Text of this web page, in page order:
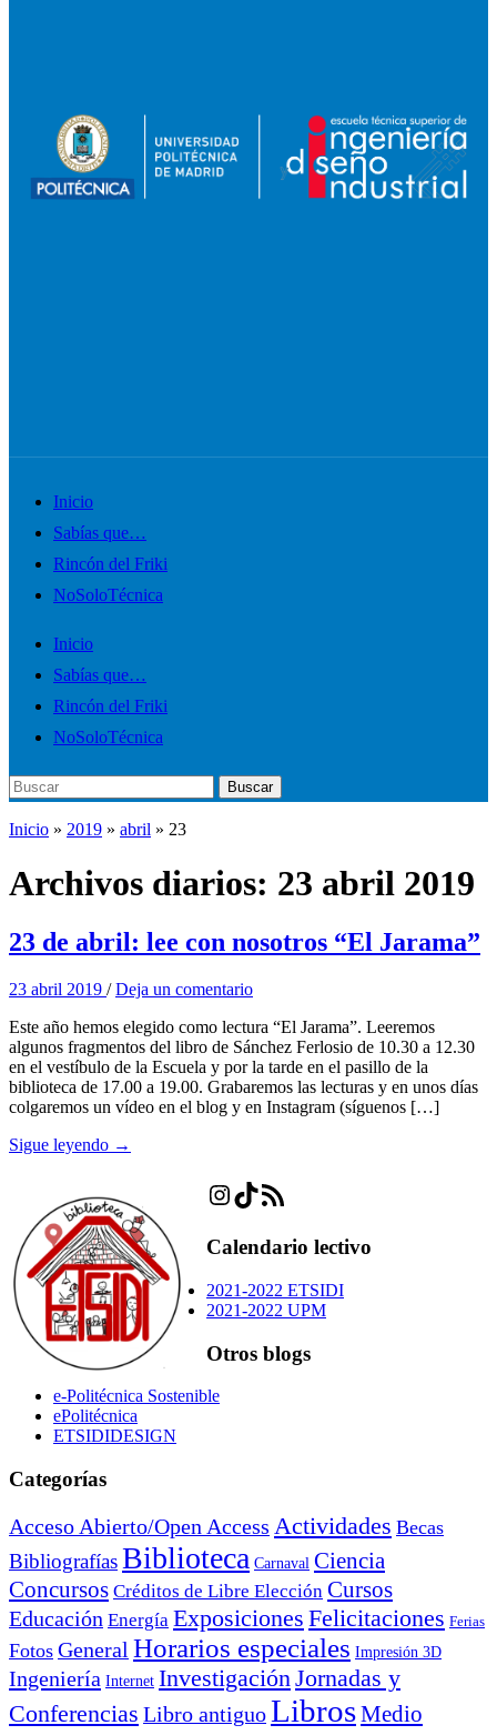
Alternar
menú
móvil
Inicio
Sabías que…
Rincón del Friki
NoSoloTécnica
Inicio
Sabías que…
Rincón del Friki
NoSoloTécnica
Buscar: Buscar
Inicio » 2019 » abril » 23
Archivos diarios: 23 abril 2019
23 de abril: lee con nosotros “El Jarama”
23 abril 2019 /Deja un comentario
Este año hemos elegido como lectura “El Jarama”. Leeremos
algunos fragmentos del libro de Sánchez Ferlosio de 10.30 a 12.30
en el vestíbulo de la Escuela y por la tarde en el pasillo de la
biblioteca de 17.00 a 19.00. Grabaremos las lecturas y en unos días
colgaremos un vídeo en el blog y en Instagram (síguenos […]
Sigue leyendo →
Instagram
TikTok
Feed RSS
Calendario lectivo
2021-2022 ETSIDI
2021-2022 UPM
Otros blogs
e-Politécnica Sostenible
ePolitécnica
ETSIDIDESIGN
Categorías
Acceso Abierto/Open Access Actividades Becas
BibliografíasBiblioteca Carnaval Ciencia
Concursos Créditos de Libre Elección Cursos
Educación Energía Exposiciones Felicitaciones Ferias
Fotos General Horarios especiales Impresión 3D
Ingeniería Internet Investigación Jornadas y
Conferencias Libro antiguoLibrosMedio